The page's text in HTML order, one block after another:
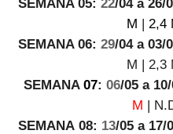
SEMANA 05: 22/04 a 26/
M | 2,4
SEMANA 06: 29/04 a 03/
M | 2,3
SEMANA 07: 06/05 a
M |
SEMANA 08: 13/05 a 17/